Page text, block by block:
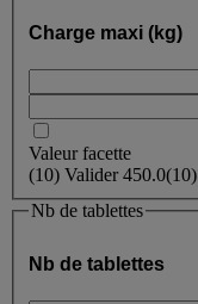
Charge maxi (kg)
Valeur facette
(10) Valider450.0(10)
Nb de tablettes
Nb de tablettes